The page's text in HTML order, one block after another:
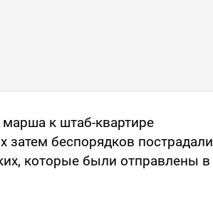
к штаб-квартире
затем беспорядков пострадали
которые были отправлены в